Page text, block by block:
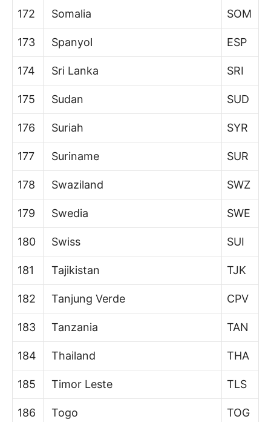
172 Somalia SOM
173 Spanyol ESP
174 Sri Lanka SRI
175 Sudan SUD
176 Suriah SYR
177 Suriname SUR
178 Swaziland SWZ
179 Swedia SWE
180 Swiss SUI
181 Tajikistan TJK
182 Tanjung Verde CPV
183 Tanzania TAN
184 Thailand THA
185 Timor Leste TLS
186 Togo TOG